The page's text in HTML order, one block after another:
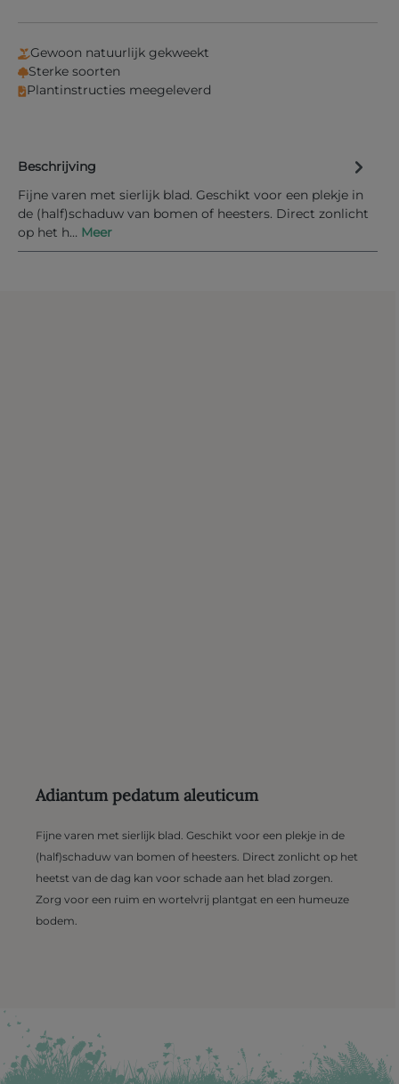
voorraad is.
Informeer mij bij nieuwe voorraad
Gewoon natuurlijk gekweekt
Sterke soorten
Plantinstructies meegeleverd
Beschrijving
Fijne varen met sierlijk blad. Geschikt voor een plekje in
de (half)schaduw van bomen of heesters. Direct zonlicht
op het h… Meer
Adiantum pedatum aleuticum
Fijne varen met sierlijk blad. Geschikt voor een plekje in de
(half)schaduw van bomen of heesters. Direct zonlicht op het
heetst van de dag kan voor schade aan het blad zorgen.
Zorg voor een ruim en wortelvrij plantgat en een humeuze
bodem.